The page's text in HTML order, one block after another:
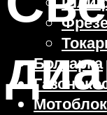
Болгарка
Мотоблок